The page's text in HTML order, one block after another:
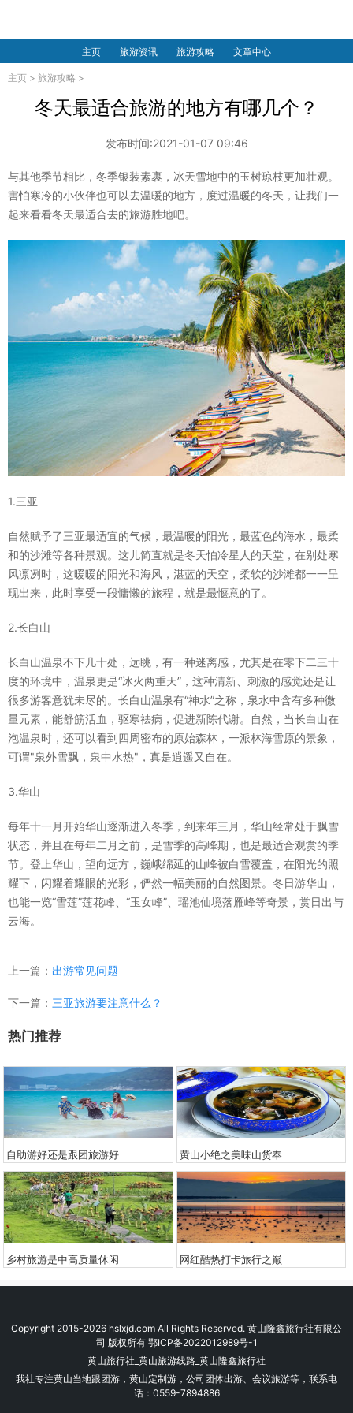
主页 旅游资讯 旅游攻略 文章中心
主页 > 旅游攻略 >
冬天最适合旅游的地方有哪几个？
发布时间:2021-01-07 09:46
与其他季节相比，冬季银装素裹，冰天雪地中的玉树琼枝更加壮观。
害怕寒冷的小伙伴也可以去温暖的地方，度过温暖的冬天，让我们一
起来看看冬天最适合去的旅游胜地吧。
1.三亚
自然赋予了三亚最适宜的气候，最温暖的阳光，最蓝色的海水，最柔
和的沙滩等各种景观。这儿简直就是冬天怕冷星人的天堂，在别处寒
风凛冽时，这暖暖的阳光和海风，湛蓝的天空，柔软的沙滩都一一呈
现出来，此时享受一段慵懒的旅程，就是最惬意的了。
2.长白山
长白山温泉不下几十处，远眺，有一种迷离感，尤其是在零下二三十
度的环境中，温泉更是“冰火两重天”，这种清新、刺激的感觉还是让
很多游客意犹未尽的。长白山温泉有“神水”之称，泉水中含有多种微
量元素，能舒筋活血，驱寒祛病，促进新陈代谢。自然，当长白山在
泡温泉时，还可以看到四周密布的原始森林，一派林海雪原的景象，
可谓"泉外雪飘，泉中水热"，真是逍遥又自在。
3.华山
每年十一月开始华山逐渐进入冬季，到来年三月，华山经常处于飘雪
状态，并且在每年二月之前，是雪季的高峰期，也是最适合观赏的季
节。登上华山，望向远方，巍峨绵延的山峰被白雪覆盖，在阳光的照
耀下，闪耀着耀眼的光彩，俨然一幅美丽的自然图景。冬日游华山，
也能一览“雪莲”莲花峰、“玉女峰”、瑶池仙境落雁峰等奇景，赏日出与
云海。
上一篇： 出游常见问题
下一篇： 三亚旅游要注意什么？
热门推荐
自助游好还是跟团旅游好 ​黄山小绝之美味山货奉
乡村旅游是中高质量休闲 网红酷热打卡旅行之巅
Copyright 2015-2026 hslxjd.com All Rights Reserved. 黄山隆鑫旅行社有限公
司 版权所有 鄂ICP备2022012989号-1
黄山旅行社_黄山旅游线路_黄山隆鑫旅行社
我社专注黄山当地跟团游，黄山定制游，公司团体出游、会议旅游等，联系电
话：0559-7894886